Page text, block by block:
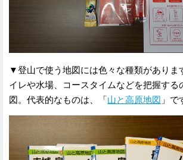
▼登山で使う地図には色々な種類がありま
イレや水場、コースタイムなどを把握する
図。代表的なものは、「山と高原地図 」で